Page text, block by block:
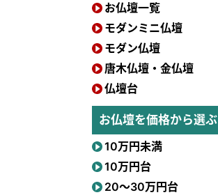
お仏壇一覧
モダンミニ仏壇
モダン仏壇
唐木仏壇・金仏壇
仏壇台
お仏壇を価格から選ぶ
10万円未満
10万円台
20〜30万円台